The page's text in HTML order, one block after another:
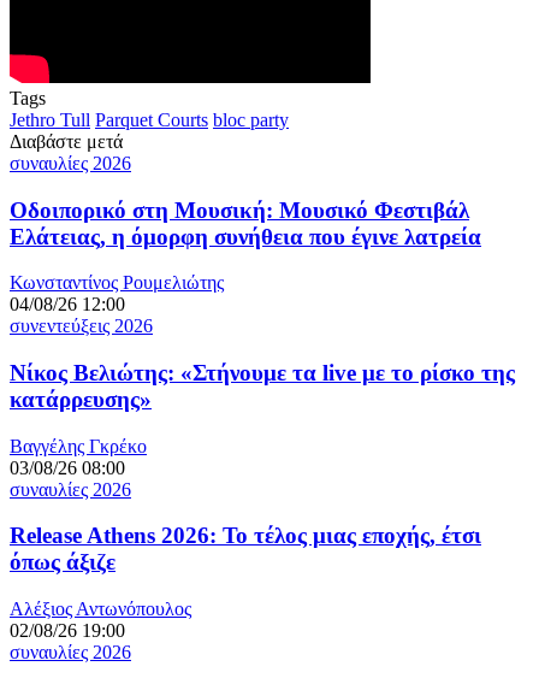
Tags
Jethro Tull Parquet Courts bloc party
Διαβάστε μετά
συναυλίες 2026
Οδοιπορικό στη Μουσική: Μουσικό Φεστιβάλ
Ελάτειας, η όμορφη συνήθεια που έγινε λατρεία
Κωνσταντίνος Ρουμελιώτης
04/08/26 12:00
συνεντεύξεις 2026
Νίκος Βελιώτης: «Στήνουμε τα live με το ρίσκο της
κατάρρευσης»
Βαγγέλης Γκρέκο
03/08/26 08:00
συναυλίες 2026
Release Athens 2026: Το τέλος μιας εποχής, έτσι
όπως άξιζε
Αλέξιος Αντωνόπουλος
02/08/26 19:00
συναυλίες 2026